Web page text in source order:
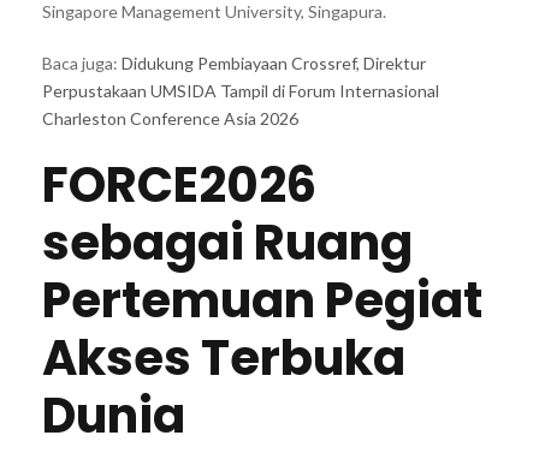
Singapore Management University, Singapura.
Baca juga: Didukung Pembiayaan Crossref, Direktur
Perpustakaan UMSIDA Tampil di Forum Internasional
Charleston Conference Asia 2026
FORCE2026
sebagai Ruang
Pertemuan Pegiat
Akses Terbuka
Dunia